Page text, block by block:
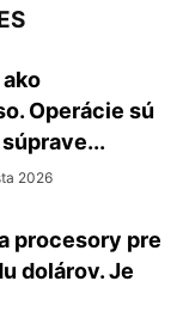
Operácie sú
2026
procesory pre
dolárov. Je